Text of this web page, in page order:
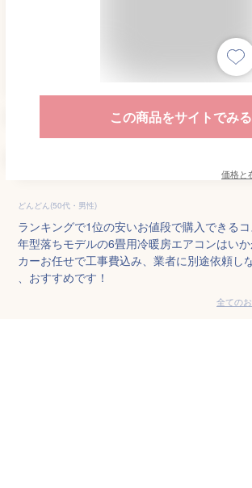
この商品をサイトでみる
価格と
どんどん(50代・男性)
ランキングで1位の安いお値段で購入できる
年型落ちモデルの6畳用冷暖房エアコンはい
カーお任せで工事費込み、業者に別途依頼し
、おすすめです！
全ての